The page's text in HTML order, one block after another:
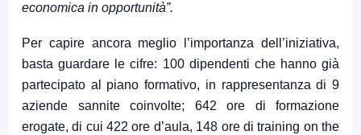
economica in opportunità”.
Per capire ancora meglio l’importanza dell’iniziativa,
basta guardare le cifre: 100 dipendenti che hanno già
partecipato al piano formativo, in rappresentanza di 9
aziende sannite coinvolte; 642 ore di formazione
erogate, di cui 422 ore d’aula, 148 ore di training on the